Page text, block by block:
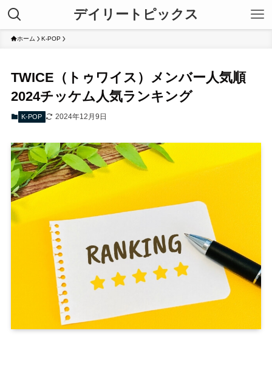
デイリートピックス
ホーム K-POP
TWICE（トゥワイス）メンバー人気順
2024チッケム人気ランキング
K-POP 2024年12月9日